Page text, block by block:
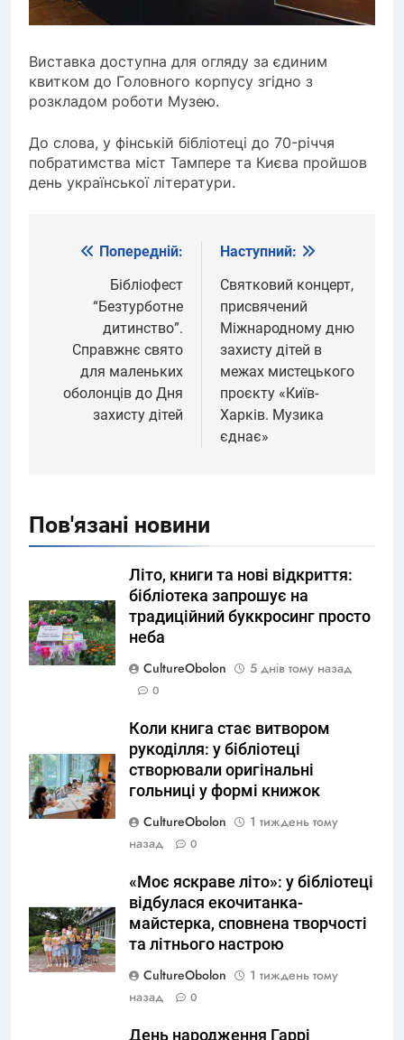
Виставка доступна для огляду за єдиним
квитком до Головного корпусу згідно з
розкладом роботи Музею.
До слова, у фінській бібліотеці до 70-річчя
побратимства міст Тампере та Києва пройшов
день української літератури.
Навігація
записів
Попередній:
Бібліофест
“Безтурботне
дитинство”.
Справжнє свято
для маленьких
оболонців до Дня
захисту дітей
Наступний:
Святковий концерт,
присвячений
Міжнародному дню
захисту дітей в
межах мистецького
проєкту «Київ-
Харків. Музика
єднає»
Пов'язані новини
Літо, книги та нові відкриття:
бібліотека запрошує на
традиційний буккросинг просто
неба
CultureObolon
5 днів тому назад
0
Коли книга стає витвором
рукоділля: у бібліотеці
створювали оригінальні
гольниці у формі книжок
CultureObolon
1 тиждень тому
назад
0
«Моє яскраве літо»: у бібліотеці
відбулася екочитанка-
майстерка, сповнена творчості
та літнього настрою
CultureObolon
1 тиждень тому
назад
0
День народження Гаррі